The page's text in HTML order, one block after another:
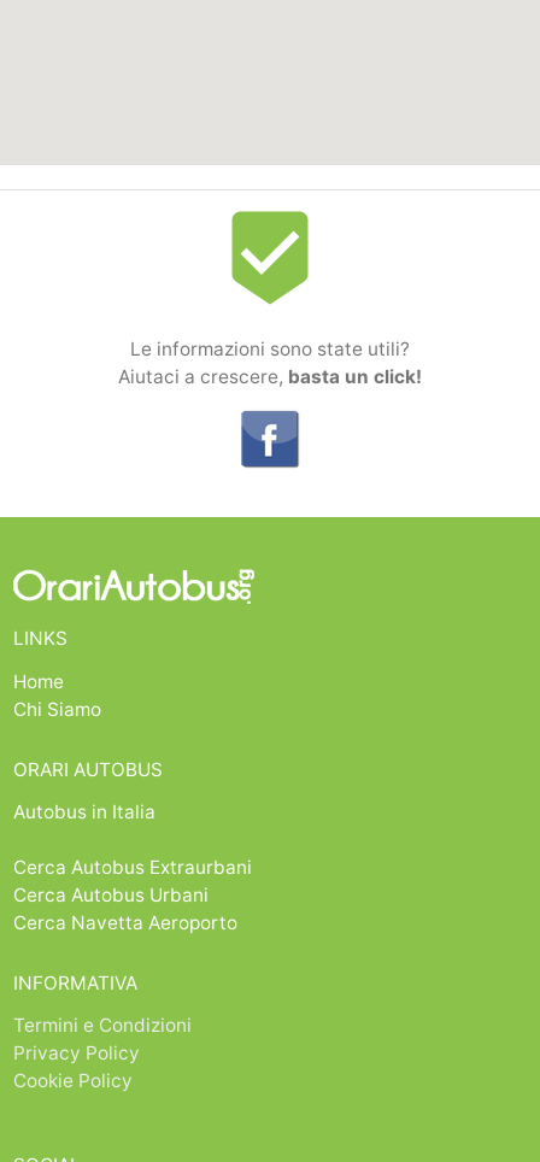
beenhere
Le informazioni sono state utili?
Aiutaci a crescere, basta un click!
LINKS
Home
Chi Siamo
ORARI AUTOBUS
Autobus in Italia
Cerca Autobus Extraurbani
Cerca Autobus Urbani
Cerca Navetta Aeroporto
INFORMATIVA
Termini e Condizioni
Privacy Policy
Cookie Policy